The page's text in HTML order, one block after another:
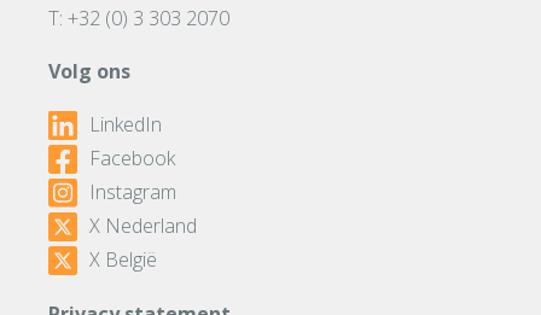
T: +32 (0) 3 303 2070
Volg ons
LinkedIn
Facebook
Instagram
X Nederland
X België